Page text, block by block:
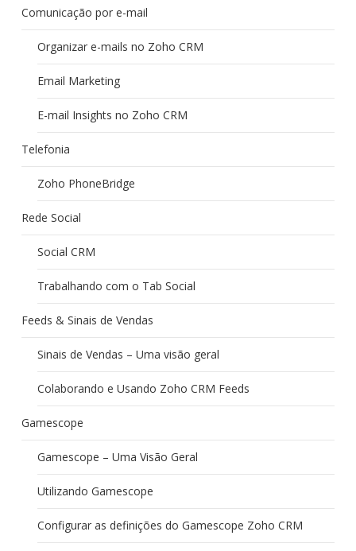
Comunicação por e-mail
Organizar e-mails no Zoho CRM
Email Marketing
E-mail Insights no Zoho CRM
Telefonia
Zoho PhoneBridge
Rede Social
Social CRM
Trabalhando com o Tab Social
Feeds & Sinais de Vendas
Sinais de Vendas – Uma visão geral
Colaborando e Usando Zoho CRM Feeds
Gamescope
Gamescope – Uma Visão Geral
Utilizando Gamescope
Configurar as definições do Gamescope Zoho CRM